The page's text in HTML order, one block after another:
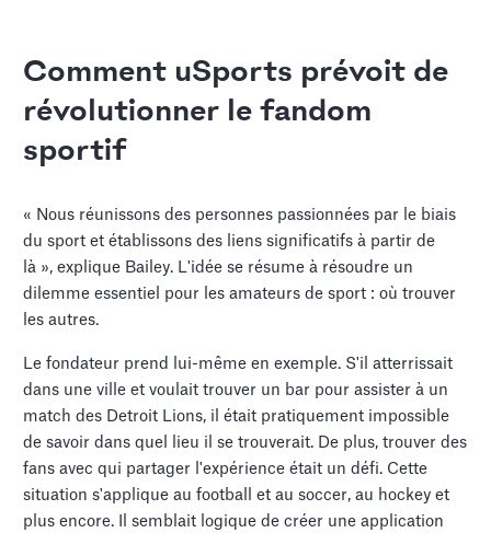
Comment uSports prévoit de
révolutionner le fandom
sportif
« Nous réunissons des personnes passionnées par le biais
du sport et établissons des liens significatifs à partir de
là », explique Bailey. L'idée se résume à résoudre un
dilemme essentiel pour les amateurs de sport : où trouver
les autres.
Le fondateur prend lui-même en exemple. S'il atterrissait
dans une ville et voulait trouver un bar pour assister à un
match des Detroit Lions, il était pratiquement impossible
de savoir dans quel lieu il se trouverait. De plus, trouver des
fans avec qui partager l'expérience était un défi. Cette
situation s'applique au football et au soccer, au hockey et
plus encore. Il semblait logique de créer une application